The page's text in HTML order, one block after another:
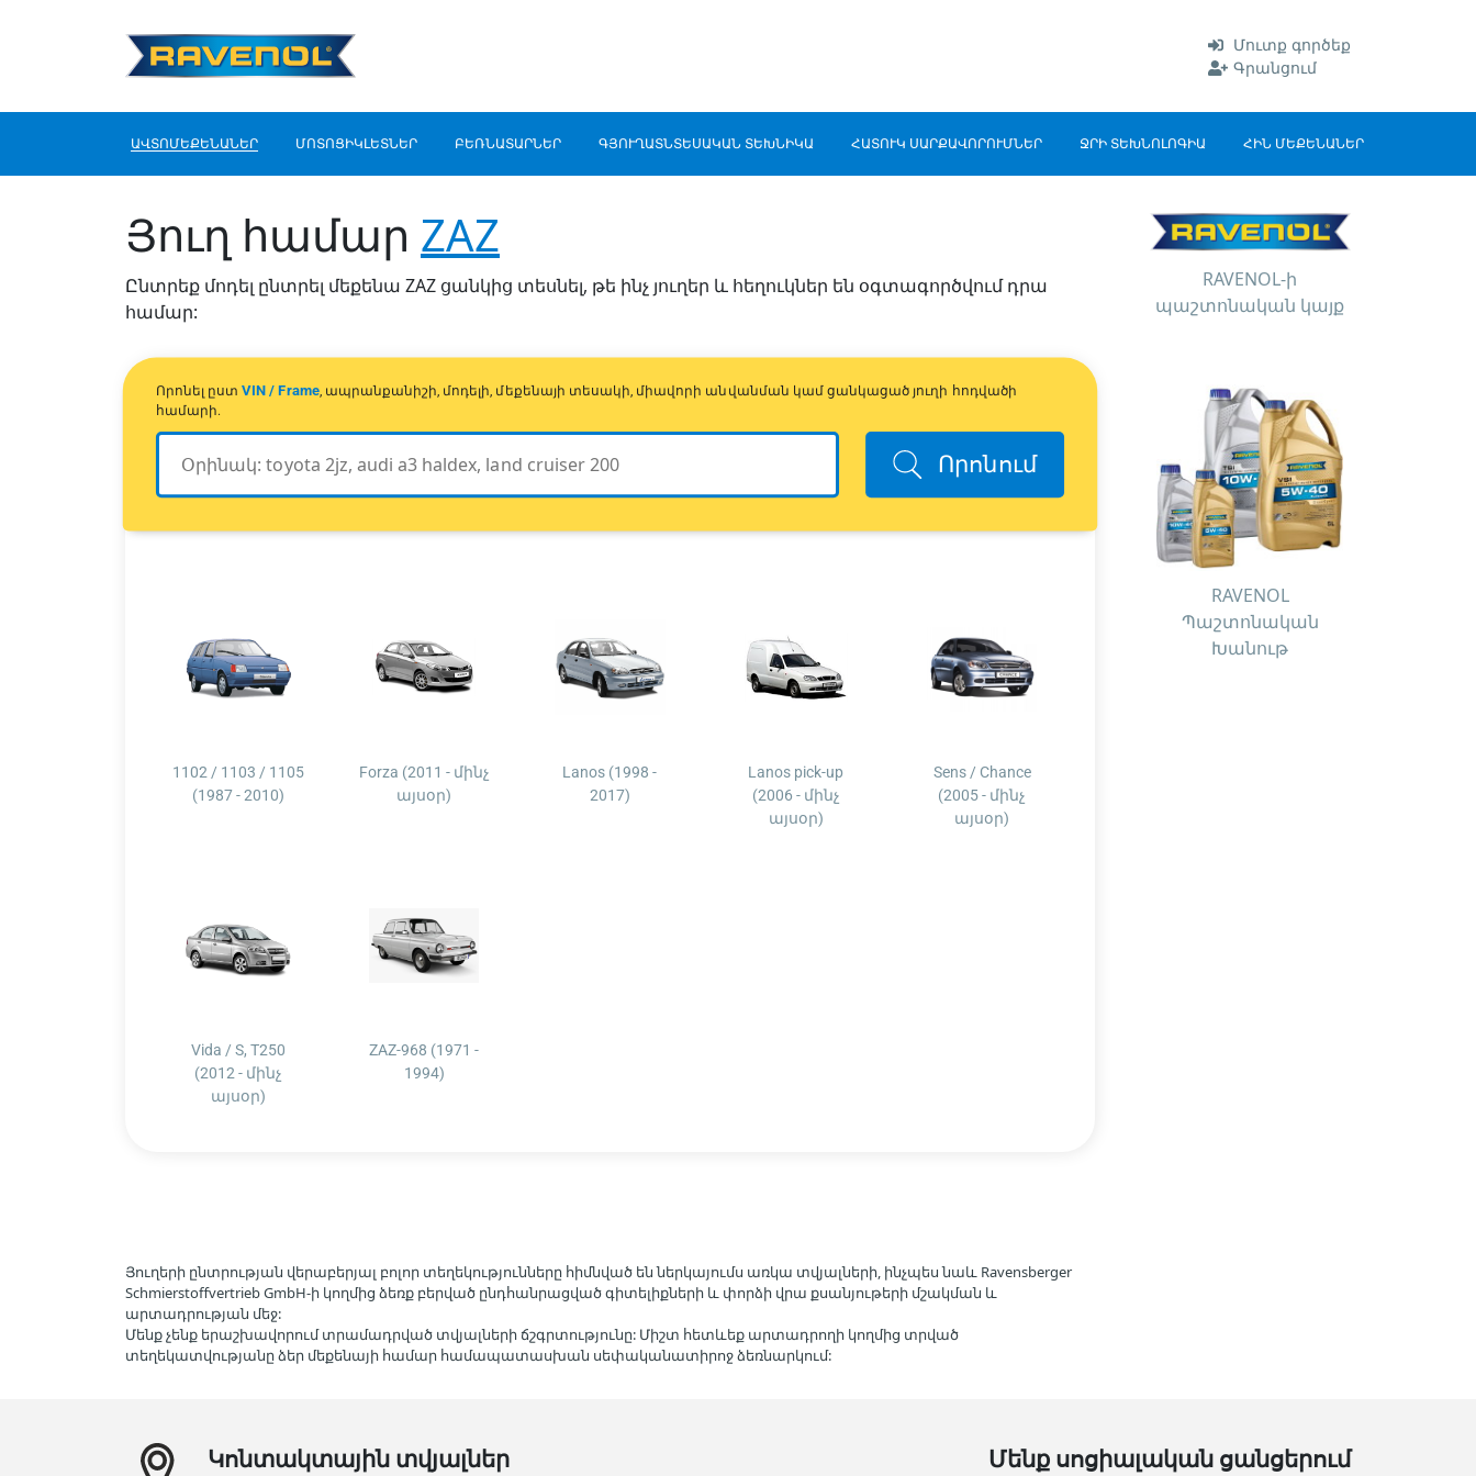
Մուտք գործեք
Գրանցում
ԱՎՏՈՄԵՔԵՆԱՆԵՐ ՄՈՏՈՑԻԿԼԵՏՆԵՐ ԲԵՌՆԱՏԱՐՆԵՐ ԳՅՈՒՂԱՏՆՏԵՍԱԿԱՆ ՏԵԽՆԻԿԱ ՀԱՏՈՒԿ ՍԱՐՔԱՎՈՐՈՒՄՆԵՐ ՋՐԻ ՏԵԽՆՈԼՈԳԻԱ ՀԻՆ ՄԵՔԵՆԱՆԵՐ
Յուղ համար ZAZ
Ընտրեք մոդել ընտրել մեքենա ZAZ ցանկից տեսնել, թե ինչ յուղեր և հեղուկներ են օգտագործվում դրա
համար:
Որոնել ըստVIN / Frame, ապրանքանիշի, մոդելի, մեքենայի տեսակի, միավորի անվանման կամ ցանկացած յուղի հոդվածի
համարի.
Որոնում
1102 / 1103 / 1105
(1987 - 2010)
Forza (2011 - մինչ
այսօր)
Lanos (1998 -
2017)
Lanos pick-up
(2006 - մինչ
այսօր)
Sens / Chance
(2005 - մինչ
այսօր)
Vida / S, T250
(2012 - մինչ
այսօր)
ZAZ-968 (1971 -
1994)
RAVENOL-ի
պաշտոնական կայք
RAVENOL
Պաշտոնական
Խանութ
Յուղերի ընտրության վերաբերյալ բոլոր տեղեկությունները հիմնված են ներկայումս առկա տվյալների, ինչպես նաև Ravensberger
Schmierstoffvertrieb GmbH-ի կողմից ձեռք բերված ընդհանրացված գիտելիքների և փորձի վրա քսանյութերի մշակման և
արտադրության մեջ:
Մենք չենք երաշխավորում տրամադրված տվյալների ճշգրտությունը: Միշտ հետևեք արտադրողի կողմից տրված
տեղեկատվությանը ձեր մեքենայի համար համապատասխան սեփականատիրոջ ձեռնարկում:
Կոնտակտային տվյալներ Մենք սոցիալական ցանցերում